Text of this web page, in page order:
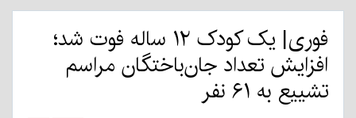
فوری| یک کودک ۱۲ ساله فوت شد؛
افزایش تعداد جان‌باختگان مراسم
تشییع به ۶۱ نفر